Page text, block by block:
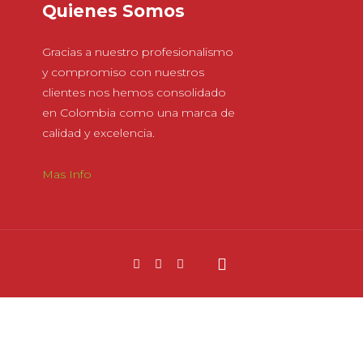
Quienes Somos
Gracias a nuestro profesionalismo
y compromiso con nuestros
clientes nos hemos consolidado
en Colombia como una marca de
calidad y excelencia.
Mas Info